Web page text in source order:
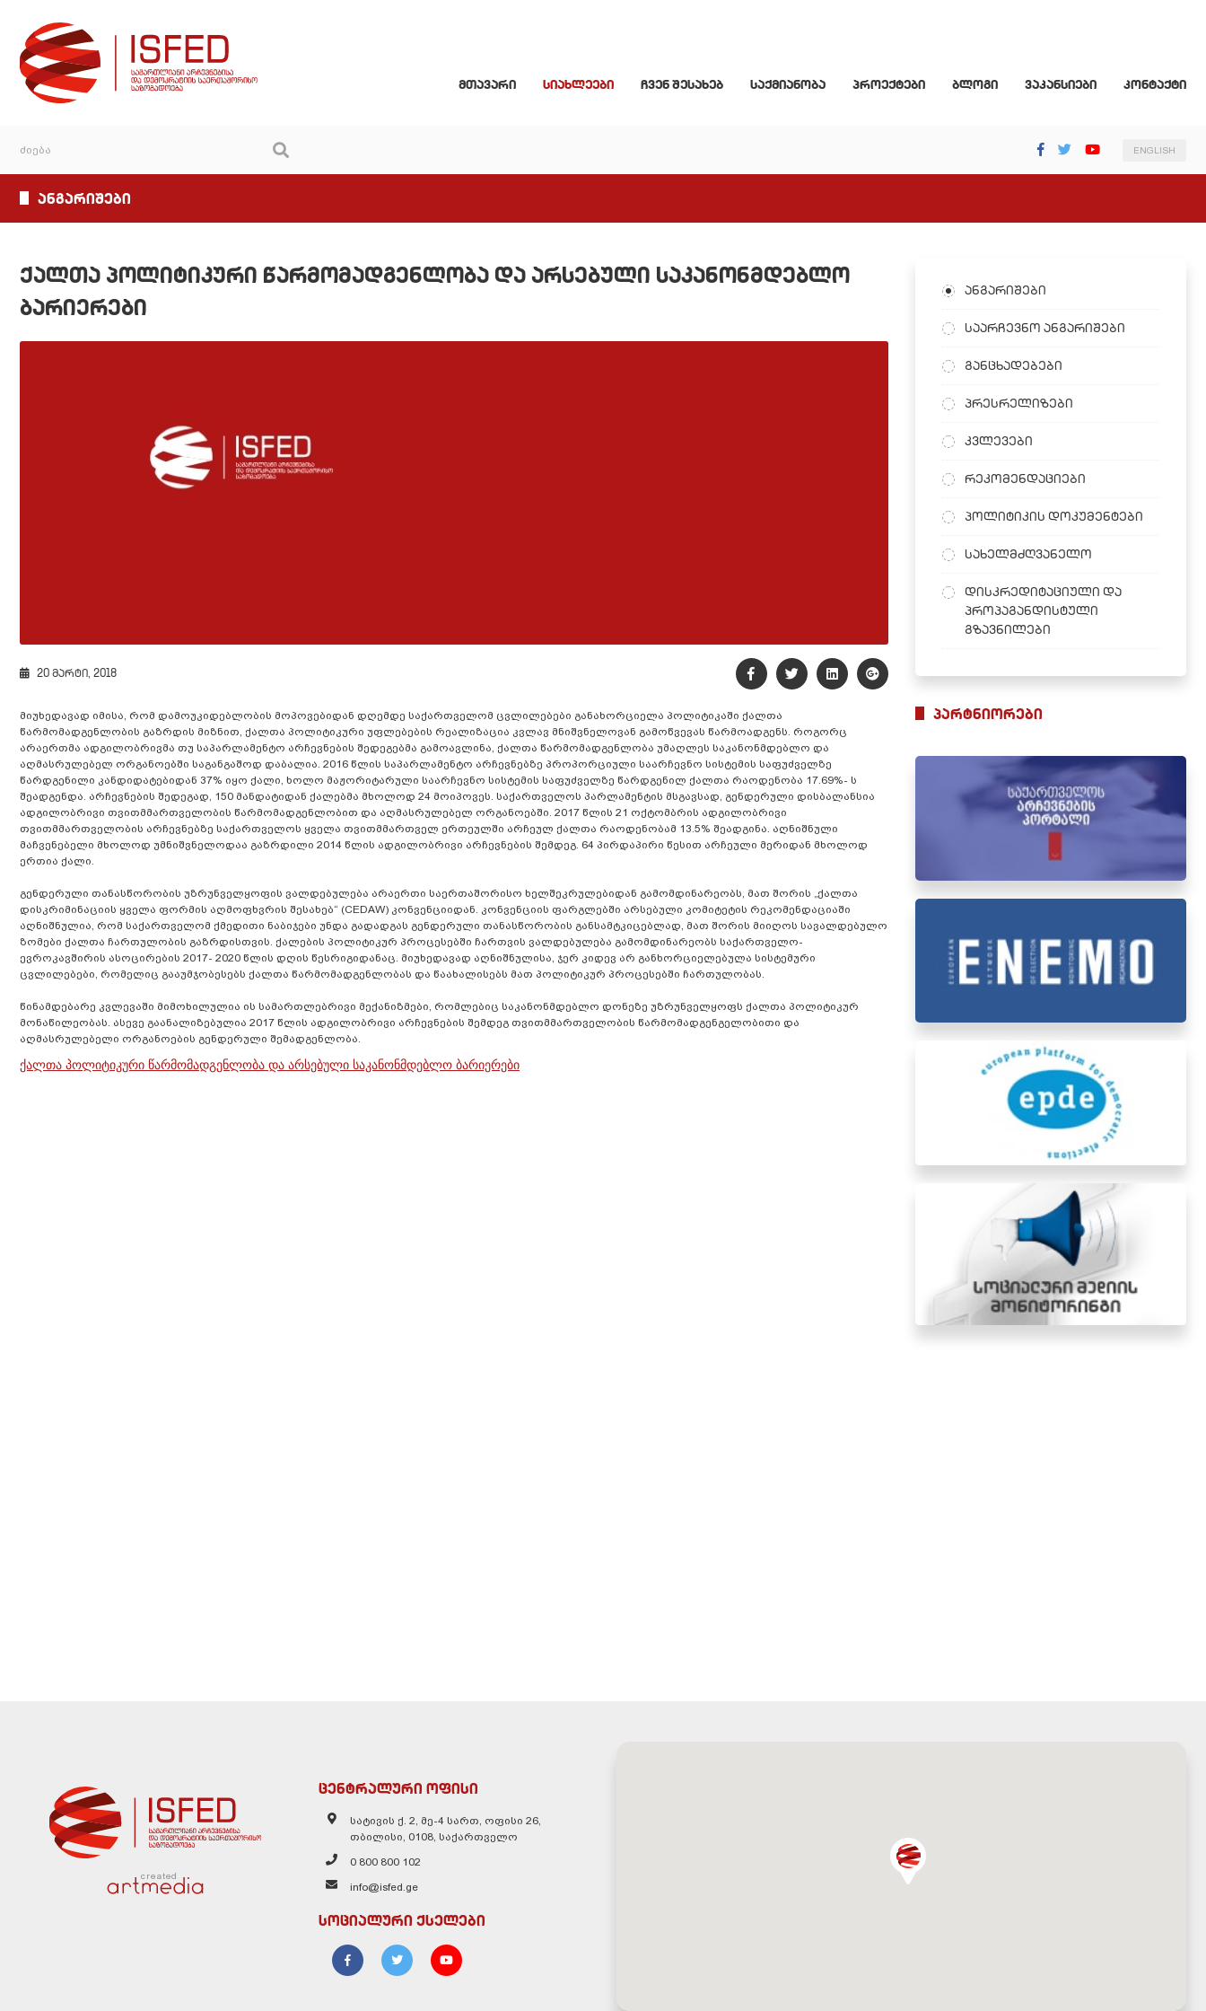
მთავარი სიახლეები ჩვენ შესახებ საქმიანობა პროექტები ბლოგი ვაკანსიები კონტაქტი
ENGLISH
ანგარიშები
ქალთა პოლიტიკური წარმომადგენლობა და არსებული საკანონმდებლო
ბარიერები
20 მარტი, 2018
მიუხედავად იმისა, რომ დამოუკიდებლობის მოპოვებიდან დღემდე საქართველომ ცვლილებები განახორციელა პოლიტიკაში ქალთა
წარმომადგენლობის გაზრდის მიზნით, ქალთა პოლიტიკური უფლებების რეალიზაცია კვლავ მნიშვნელოვან გამოწვევას წარმოადგენს. როგორც
არაერთმა ადგილობრივმა თუ საპარლამენტო არჩევნების შედეგებმა გამოავლინა, ქალთა წარმომადგენლობა უმაღლეს საკანონმდებლო და
აღმასრულებელ ორგანოებში საგანგაშოდ დაბალია. 2016 წლის საპარლამენტო არჩევნებზე პროპორციული საარჩევნო სისტემის საფუძველზე
წარდგენილი კანდიდატებიდან 37% იყო ქალი, ხოლო მაჟორიტარული საარჩევნო სისტემის საფუძველზე წარდგენილ ქალთა რაოდენობა 17.69%- ს
შეადგენდა. არჩევნების შედეგად, 150 მანდატიდან ქალებმა მხოლოდ 24 მოიპოვეს. საქართველოს პარლამენტის მსგავსად, გენდერული დისბალანსია
ადგილობრივი თვითმმართველობის წარმომადგენლობით და აღმასრულებელ ორგანოებში. 2017 წლის 21 ოქტომბრის ადგილობრივი
თვითმმართველობის არჩევნებზე საქართველოს ყველა თვითმმართველ ერთეულში არჩეულ ქალთა რაოდენობამ 13.5% შეადგინა. აღნიშნული
მაჩვენებელი მხოლოდ უმნიშვნელოდაა გაზრდილი 2014 წლის ადგილობრივი არჩევნების შემდეგ. 64 პირდაპირი წესით არჩეული მერიდან მხოლოდ
ერთია ქალი.
გენდერული თანასწორობის უზრუნველყოფის ვალდებულება არაერთი საერთაშორისო ხელშეკრულებიდან გამომდინარეობს, მათ შორის „ქალთა
დისკრიმინაციის ყველა ფორმის აღმოფხვრის შესახებ“ (CEDAW) კონვენციიდან. კონვენციის ფარგლებში არსებული კომიტეტის რეკომენდაციაში
აღნიშნულია, რომ საქართველომ ქმედითი ნაბიჯები უნდა გადადგას გენდერული თანასწორობის განსამტკიცებლად, მათ შორის მიიღოს სავალდებულო
ზომები ქალთა ჩართულობის გაზრდისთვის. ქალების პოლიტიკურ პროცესებში ჩართვის ვალდებულება გამომდინარეობს საქართველო-
ევროკავშირის ასოცირების 2017- 2020 წლის დღის წესრიგიდანაც. მიუხედავად აღნიშნულისა, ჯერ კიდევ არ განხორციელებულა სისტემური
ცვლილებები, რომელიც გააუმჯობესებს ქალთა წარმომადგენლობას და წაახალისებს მათ პოლიტიკურ პროცესებში ჩართულობას.
წინამდებარე კვლევაში მიმოხილულია ის სამართლებრივი მექანიზმები, რომლებიც საკანონმდებლო დონეზე უზრუნველყოფს ქალთა პოლიტიკურ
მონაწილეობას. ასევე გაანალიზებულია 2017 წლის ადგილობრივი არჩევნების შემდეგ თვითმმართველობის წარმომადგენგელობითი და
აღმასრულებელი ორგანოების გენდერული შემადგენლობა.
ქალთა პოლიტიკური წარმომადგენლობა და არსებული საკანონმდებლო ბარიერები
ანგარიშები
საარჩევნო ანგარიშები
განცხადებები
პრესრელიზები
კვლევები
რეკომენდაციები
პოლიტიკის დოკუმენტები
სახელმძღვანელო
დისკრედიტაციული და
პროპაგანდისტული
გზავნილები
პარტნიორები
created
ცენტრალური ოფისი
სატივის ქ. 2, მე-4 სართ, ოფისი 26,
თბილისი, 0108, საქართველო
0 800 800 102
info@isfed.ge
სოციალური ქსელები